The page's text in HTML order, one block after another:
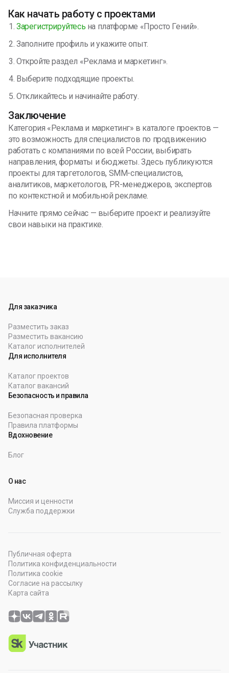
Как начать работу с проектами
Зарегистрируйтесь на платформе «Просто Гений».
Заполните профиль и укажите опыт.
Откройте раздел «Реклама и маркетинг».
Выберите подходящие проекты.
Откликайтесь и начинайте работу.
Заключение
Категория «Реклама и маркетинг» в каталоге проектов —
это возможность для специалистов по продвижению
работать с компаниями по всей России, выбирать
направления, форматы и бюджеты. Здесь публикуются
проекты для таргетологов, SMM-специалистов,
аналитиков, маркетологов, PR-менеджеров, экспертов
по контекстной и мобильной рекламе.
Начните прямо сейчас — выберите проект и реализуйте
свои навыки на практике.
Для заказчика
Разместить заказ
Разместить вакансию
Каталог исполнителей
Для исполнителя
Каталог проектов
Каталог вакансий
Безопасность и правила
Безопасная проверка
Правила платформы
Вдохновение
Блог
О нас
Миссия и ценности
Служба поддержки
Публичная оферта
Политика конфиденциальности
Политика cookie
Согласие на рассылку
Карта сайта